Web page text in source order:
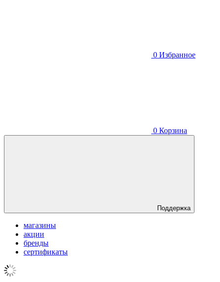
0 Избранное
0 Корзина
Поддержка
магазины
акции
бренды
сертификаты